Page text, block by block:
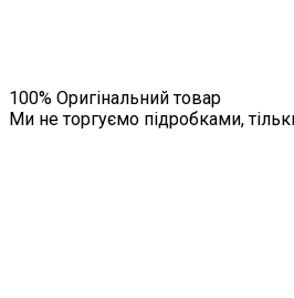
100% Оригінальний товар
Ми не торгуємо підробками,